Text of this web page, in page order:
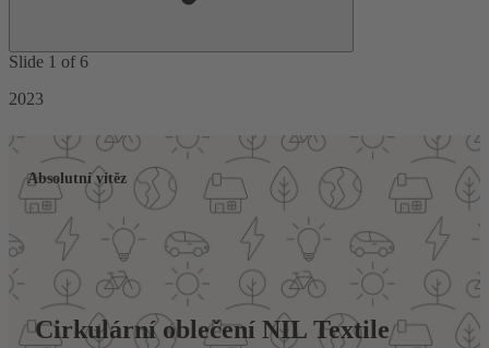
Slide 1 of 6
2023
Absolutní vítěz
Cirkulární oblečení NIL Textile